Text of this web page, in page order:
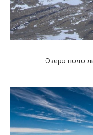
Озеро подо